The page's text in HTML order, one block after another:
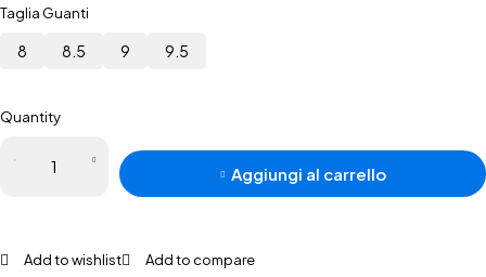
Taglia Guanti
8 8.5 9 9.5
Quantity
Aggiungi al carrello
Add to wishlist Add to compare